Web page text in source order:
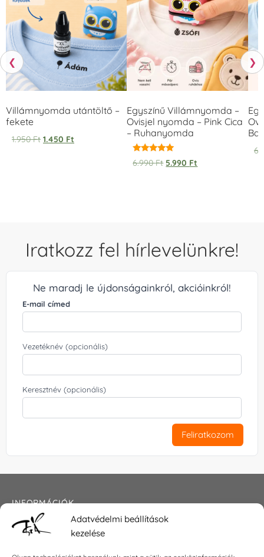
Adatvédelmi beállítások
kezelése
❮
Villámnyomda utántöltő –
fekete
1.950Ft 1.450 Ft
Egyszínű Villámnyomda –
Ovisjel nyomda – Pink Cica
– Ruhanyomda
Értékelés:
5.00
6.990Ft 5.990 Ft
❯
Iratkozz fel hírlevelünkre!
Ne maradj le újdonságainkról, akcióinkról!
E-mail címed
Vezetéknév (opcionális)
Keresztnév (opcionális)
Feliratkozom
INFORMÁCIÓK
Általános szerződési feltételek